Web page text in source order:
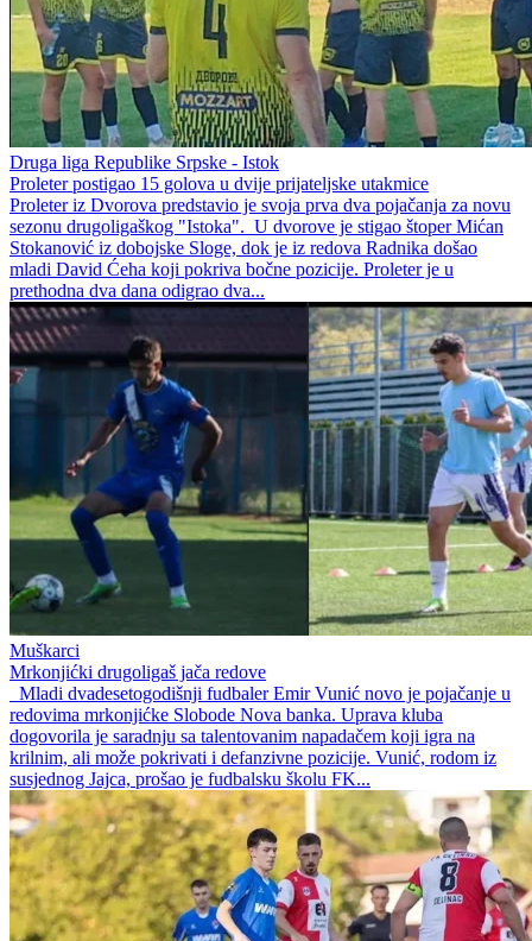
Druga liga Republike Srpske - Istok
Proleter postigao 15 golova u dvije prijateljske utakmice
Proleter iz Dvorova predstavio je svoja prva dva pojačanja za novu
sezonu drugoligaškog "Istoka". U dvorove je stigao štoper Mićan
Stokanović iz dobojske Sloge, dok je iz redova Radnika došao
mladi David Ćeha koji pokriva bočne pozicije. Proleter je u
prethodna dva dana odigrao dva...
Muškarci
Mrkonjićki drugoligaš jača redove
Mladi dvadesetogodišnji fudbaler Emir Vunić novo je pojačanje u
redovima mrkonjićke Slobode Nova banka. Uprava kluba
dogovorila je saradnju sa talentovanim napadačem koji igra na
krilnim, ali može pokrivati i defanzivne pozicije. Vunić, rodom iz
susjednog Jajca, prošao je fudbalsku školu FK...